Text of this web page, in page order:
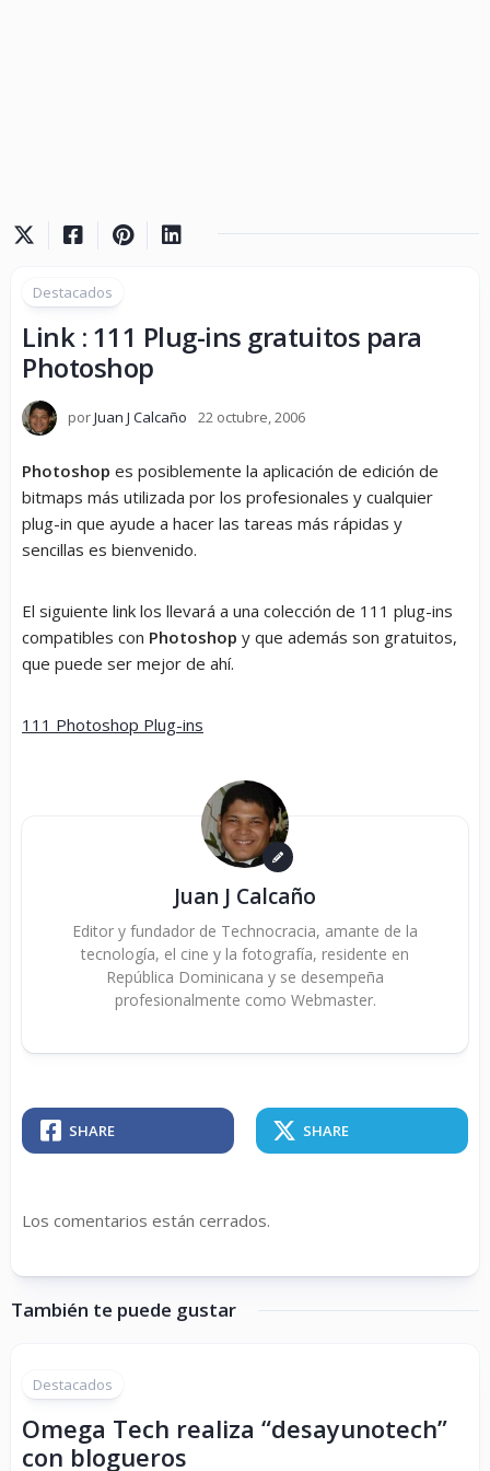
Destacados
Link : 111 Plug-ins gratuitos para
Photoshop
porJuan J Calcaño 22 octubre, 2006
Photoshop es posiblemente la aplicación de edición de
bitmaps más utilizada por los profesionales y cualquier
plug-in que ayude a hacer las tareas más rápidas y
sencillas es bienvenido.
El siguiente link los llevará a una colección de 111 plug-ins
compatibles con Photoshop y que además son gratuitos,
que puede ser mejor de ahí.
111 Photoshop Plug-ins
Juan J Calcaño
Editor y fundador de Technocracia, amante de la
tecnología, el cine y la fotografía, residente en
República Dominicana y se desempeña
profesionalmente como Webmaster.
SHARE SHARE
Los comentarios están cerrados.
También te puede gustar
Destacados
Omega Tech realiza “desayunotech”
con blogueros